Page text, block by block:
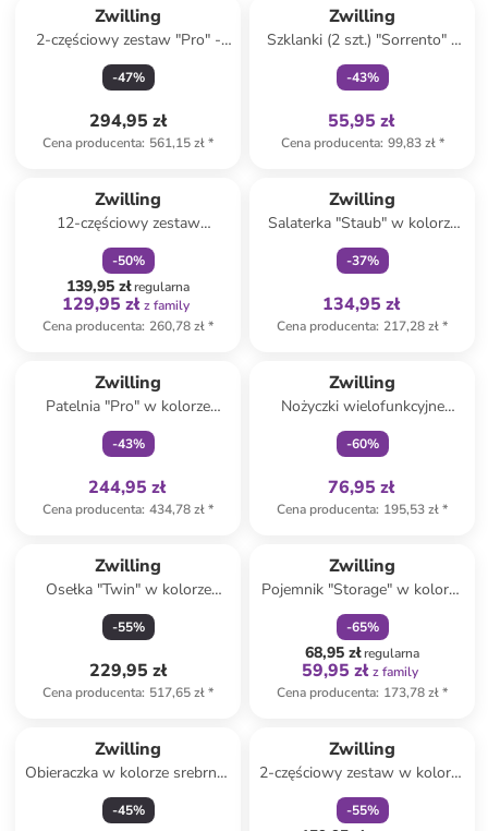
Zwilling
2-częściowy zestaw "Pro" -
4,3 l
-47%
294,95 zł
Cena producenta: 561,15 zł*
Zwilling
Szklanki (2 szt.) "Sorrento" -
240 ml
-43%
55,95 zł
Cena producenta: 99,83 zł*
Zwilling
12-częściowy zestaw
sztućców do steków
-50%
139,95 złregularna
129,95 zł z family
Cena producenta: 260,78 zł*
Zwilling
Salaterka "Staub" w kolorze
białym - Ø 24 cm
-37%
134,95 zł
Cena producenta: 217,28 zł*
Zwilling
Patelnia "Pro" w kolorze
srebrnym - Ø 24 cm
-43%
244,95 zł
Cena producenta: 434,78 zł*
Zwilling
Nożyczki wielofunkcyjne
"Twin" w kolorze czerwonym -
dł. 20 cm
-60%
76,95 zł
Cena producenta: 195,53 zł*
Zwilling
Osełka "Twin" w kolorze
białym - 20 x 4,2 x 8,5 cm
-55%
229,95 zł
Cena producenta: 517,65 zł*
Zwilling
Pojemnik "Storage" w kolorze
białym - wys. 24 cm
-65%
68,95 złregularna
59,95 zł z family
Cena producenta: 173,78 zł*
Zwilling
Obieraczka w kolorze srebrno-
brązowym - dł. 5,5 cm
-45%
Zwilling
2-częściowy zestaw w kolorze
beżowo-brązowym do
ostrzenia noży - 23 x 7 cm
-55%